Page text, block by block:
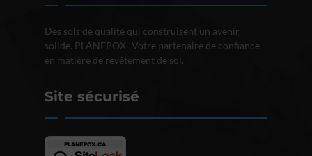
Des sols de qualité qui construisent un avenir
solide. PLANEPOX- Votre partenaire de confiance
en matière de revêtement de sol.
Site sécurisé